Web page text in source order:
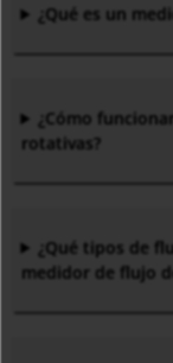
¿Qué es un
¿Cómo
rotativas?
¿Qué tipos de
medidor de flujo